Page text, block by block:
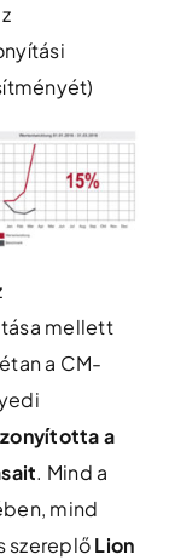
mellett
a CM-
a
. Mind a
mind
szereplőLion